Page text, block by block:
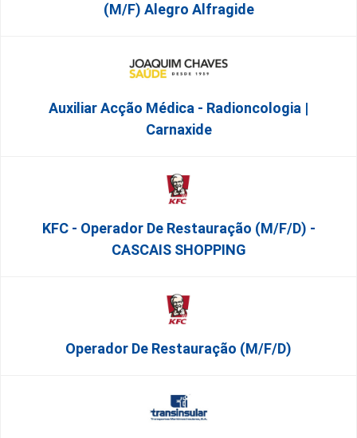
(M/F) Alegro Alfragide
Auxiliar Acção Médica - Radioncologia |
Carnaxide
KFC - Operador De Restauração (m/f/d) -
CASCAIS SHOPPING
Operador De Restauração (m/f/d)